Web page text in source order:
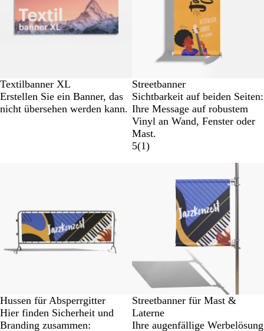
Textilbanner XL
Erstellen Sie ein Banner, das
nicht übersehen werden kann.
Streetbanner
Sichtbarkeit auf beiden Seiten:
Ihre Message auf robustem
Vinyl an Wand, Fenster oder
Mast.
5(1)
Hussen für Absperrgitter
Hier finden Sicherheit und
Branding zusammen:
Streetbanner für Mast &
Laterne
Ihre augenfällige Werbelösung